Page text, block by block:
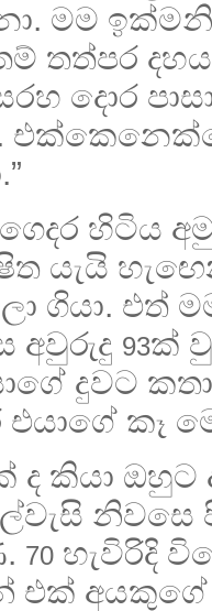
මම
තත්පර
දොර
ගෙදර හිටිය
යැයි
ගියා. එත්
අවුරුදු 93ක්
දුවට
කෑ
ද කියා
70 හැවිරිදි
එක්